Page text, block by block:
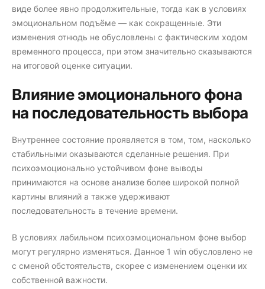
виде более явно продолжительные, тогда как в условиях
эмоциональном подъёме — как сокращенные. Эти
изменения отнюдь не обусловлены с фактическим ходом
временного процесса, при этом значительно сказываются
на итоговой оценке ситуации.
Влияние эмоционального фона
на последовательность выбора
Внутреннее состояние проявляется в том, том, насколько
стабильными оказываются сделанные решения. При
психоэмоционально устойчивом фоне выводы
принимаются на основе анализе более широкой полной
картины влияний а также удерживают
последовательность в течение времени.
В условиях лабильном психоэмоциональном фоне выбор
могут регулярно изменяться. Данное 1 win обусловлено не
с сменой обстоятельств, скорее с изменением оценки их
собственной важности.